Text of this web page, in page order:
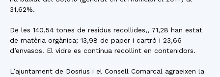
31,62%.
De les 140,54 tones de residus recollides,, 71,28 han estat
de matèria orgànica; 13,98 de paper i cartró i 23,66
d’envasos. El vidre es continua recollint en contenidors.
L’ajuntament de Dosrius i el Consell Comarcal agraeixen la